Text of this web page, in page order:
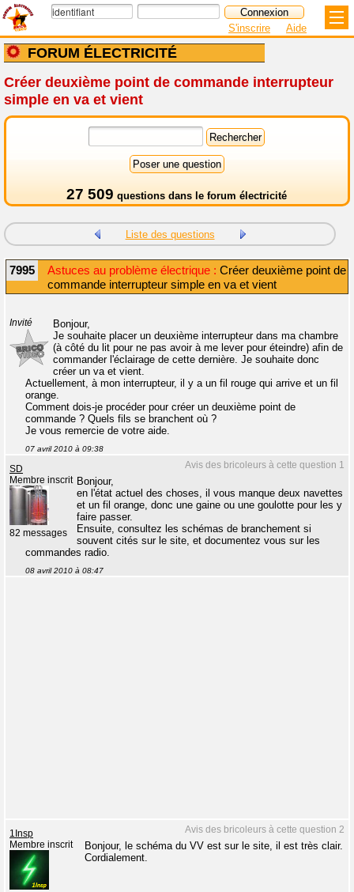
FORUM ÉLECTRICITÉ
S'inscrire Aide
Créer deuxième point de commande interrupteur
simple en va et vient
27 509 questions dans le forum électricité
Liste des questions
7995 Astuces au problème électrique : Créer deuxième point de
commande interrupteur simple en va et vient
Invité
Bonjour,
Je souhaite placer un deuxième interrupteur dans ma chambre
(à côté du lit pour ne pas avoir à me lever pour éteindre) afin de
commander l'éclairage de cette dernière. Je souhaite donc
créer un va et vient.
Actuellement, à mon interrupteur, il y a un fil rouge qui arrive et un fil
orange.
Comment dois-je procéder pour créer un deuxième point de
commande ? Quels fils se branchent où ?
Je vous remercie de votre aide.
07 avril 2010 à 09:38
Avis des bricoleurs à cette question 1
SD
Membre inscrit
82 messages
Bonjour,
en l'état actuel des choses, il vous manque deux navettes
et un fil orange, donc une gaine ou une goulotte pour les y
faire passer.
Ensuite, consultez les schémas de branchement si
souvent cités sur le site, et documentez vous sur les
commandes radio.
08 avril 2010 à 08:47
Avis des bricoleurs à cette question 2
1Insp
Membre inscrit
Bonjour, le schéma du VV est sur le site, il est très clair.
Cordialement.